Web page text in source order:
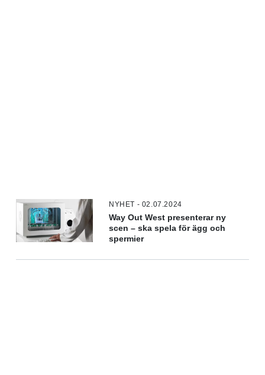
NYHET - 02.07.2024
Way Out West presenterar ny
scen – ska spela för ägg och
spermier